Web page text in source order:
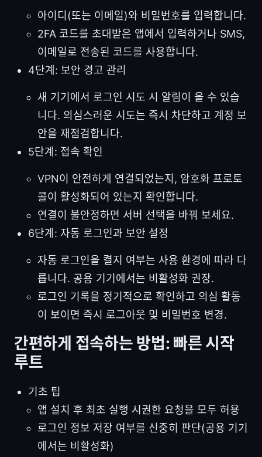
아이디(또는 이메일)와 비밀번호를 입력합니다.
2FA 코드를 초대받은 앱에서 입력하거나 SMS,
이메일로 전송된 코드를 사용합니다.
4단계: 보안 경고 관리
새 기기에서 로그인 시도 시 알림이 올 수 있습
니다. 의심스러운 시도는 즉시 차단하고 계정 보
안을 재점검합니다.
5단계: 접속 확인
VPN이 안전하게 연결되었는지, 암호화 프로토
콜이 활성화되어 있는지 확인합니다.
연결이 불안정하면 서버 선택을 바꿔 보세요.
6단계: 자동 로그인과 보안 설정
자동 로그인을 켤지 여부는 사용 환경에 따라 다
릅니다. 공용 기기에서는 비활성화 권장.
로그인 기록을 정기적으로 확인하고 의심 활동
이 보이면 즉시 로그아웃 및 비밀번호 변경.
간편하게 접속하는 방법: 빠른 시작
루트
기초 팁
앱 설치 후 최초 실행 시권한 요청을 모두 허용
로그인 정보 저장 여부를 신중히 판단(공용 기기
에서는 비활성화)